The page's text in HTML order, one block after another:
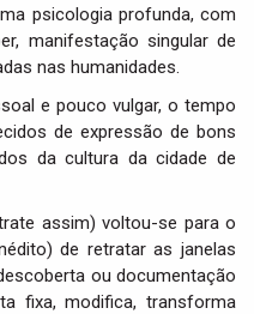
psicologia profunda, com
manifestação singular de
nas humanidades.
e pouco vulgar, o tempo
de expressão de bons
da cultura da cidade de
assim) voltou-se para o
de retratar as janelas
ou documentação
fixa, modifica, transforma